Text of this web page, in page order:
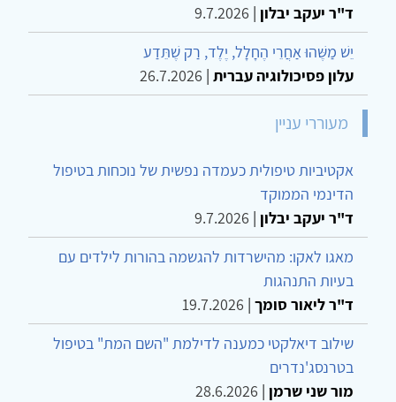
ד"ר יעקב יבלון |
9.7.2026
יֵשׁ מַשֶּׁהוּ אַחֲרֵי הֶחָלָל, יֶלֶד, רַק שֶׁתֵּדַע
עלון פסיכולוגיה עברית |
26.7.2026
מעוררי עניין
אקטיביות טיפולית כעמדה נפשית של נוכחות בטיפול
הדינמי הממוקד
ד"ר יעקב יבלון |
9.7.2026
מאגו לאקו: מהישרדות להגשמה בהורות לילדים עם
בעיות התנהגות
ד"ר ליאור סומך |
19.7.2026
שילוב דיאלקטי כמענה לדילמת "השם המת" בטיפול
בטרנסג'נדרים
מור שני שרמן |
28.6.2026